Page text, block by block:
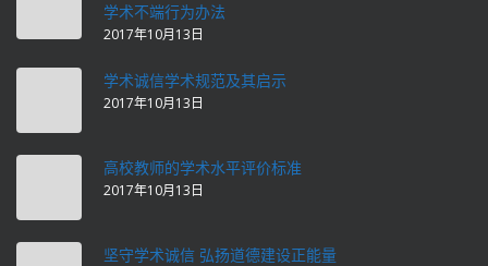
学术不端行为办法
2017年10月13日
学术诚信学术规范及其启示
2017年10月13日
高校教师的学术水平评价标准
2017年10月13日
坚守学术诚信 弘扬道德建设正能量